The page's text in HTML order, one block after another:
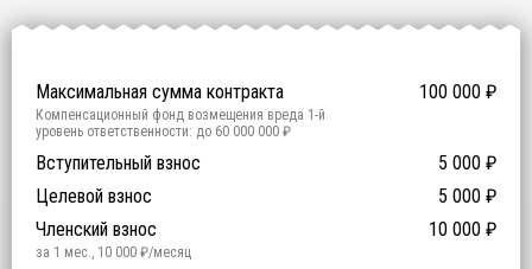
Сертификаты
Максимальная сумма контракта
100 000 ₽
Компенсационный фонд возмещения вреда 1 -й
уровень ответственности: до 60 000 000 ₽
Участие в гос. тендерах и аукционах 0 ₽
Компенсационный фонд договорных обязательств
й уровень ответственности:
Вступительный взнос 5 000 ₽
Целевой взнос
5 000 ₽
Членский взнос
10 000 ₽
за 1 мес., 10 000 ₽/месяц